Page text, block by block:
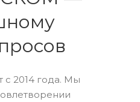
с 2014 года. Мы